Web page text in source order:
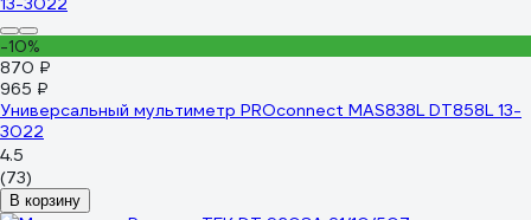
-10%
870 ₽
965 ₽
Универсальный мультиметр PROconnect MAS838L DT858L 13-
3022
4.5
(73)
В корзину